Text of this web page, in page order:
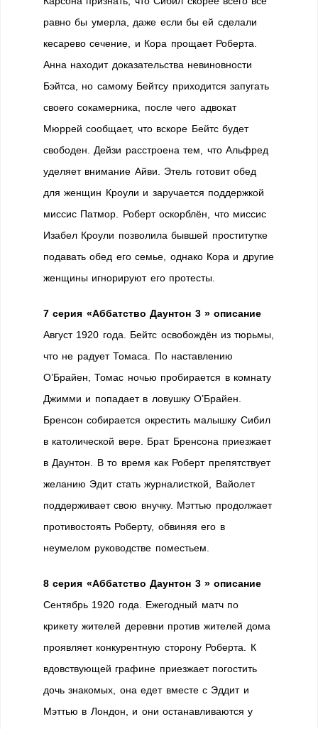
равно бы умерла, даже если бы ей сделали
кесарево сечение, и Кора прощает Роберта.
Анна находит доказательства невиновности
Бэйтса, но самому Бейтсу приходится запугать
своего сокамерника, после чего адвокат
Мюррей сообщает, что вскоре Бейтс будет
свободен. Дейзи расстроена тем, что Альфред
уделяет внимание Айви. Этель готовит обед
для женщин Кроули и заручается поддержкой
миссис Патмор. Роберт оскорблён, что миссис
Изабел Кроули позволила бывшей проститутке
подавать обед его семье, однако Кора и другие
женщины игнорируют его протесты.
7 серия «Аббатство Даунтон 3 » описание
Август 1920 года. Бейтс освобождён из тюрьмы,
что не радует Томаса. По наставлению
О’Брайен, Томас ночью пробирается в комнату
Джимми и попадает в ловушку О’Брайен.
Бренсон собирается окрестить малышку Сибил
в католической вере. Брат Бренсона приезжает
в Даунтон. В то время как Роберт препятствует
желанию Эдит стать журналисткой, Вайолет
поддерживает свою внучку. Мэттью продолжает
противостоять Роберту, обвиняя его в
неумелом руководстве поместьем.
8 серия «Аббатство Даунтон 3 » описание
Сентябрь 1920 года. Ежегодный матч по
крикету жителей деревни против жителей дома
проявляет конкурентную сторону Роберта. К
вдовствующей графине приезжает погостить
дочь знакомых, она едет вместе с Эддит и
Мэттью в Лондон, и они останавливаются у